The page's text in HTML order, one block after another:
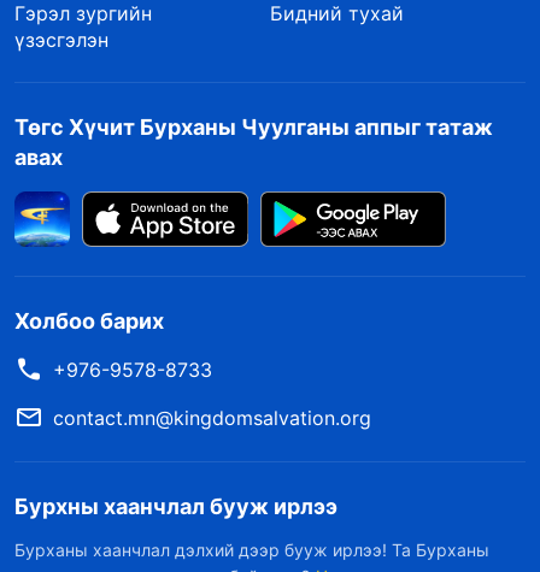
Гэрэл зургийн
үзэсгэлэн
Бидний тухай
Төгс Хүчит Бурханы Чуулганы аппыг татаж
авах
Холбоо барих
+976-9578-8733
contact.mn@kingdomsalvation.org
Бурхны хаанчлал бууж ирлээ
Бурханы хаанчлал дэлхий дээр бууж ирлээ! Та Бурханы